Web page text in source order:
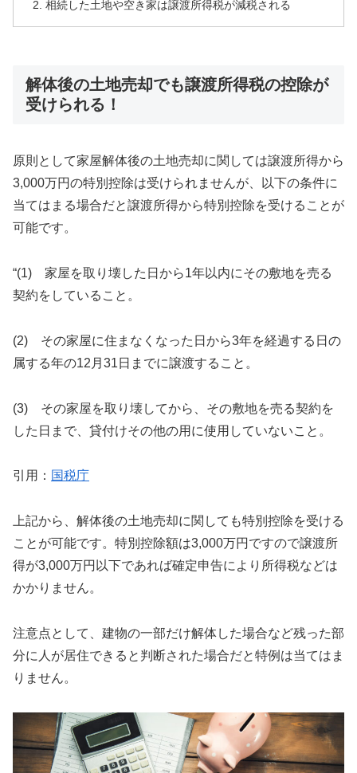
相続した土地や空き家は譲渡所得税が減税される
解体後の土地売却でも譲渡所得税の控除が
受けられる！
原則として家屋解体後の土地売却に関しては譲渡所得から
3,000万円の特別控除は受けられませんが、以下の条件に
当てはまる場合だと譲渡所得から特別控除を受けることが
可能です。
“(1) 家屋を取り壊した日から1年以内にその敷地を売る
契約をしていること。
(2) その家屋に住まなくなった日から3年を経過する日の
属する年の12月31日までに譲渡すること。
(3) その家屋を取り壊してから、その敷地を売る契約を
した日まで、貸付けその他の用に使用していないこと。
引用： 国税庁
上記から、解体後の土地売却に関しても特別控除を受ける
ことが可能です。特別控除額は3,000万円ですので譲渡所
得が3,000万円以下であれば確定申告により所得税などは
かかりません。
注意点として、建物の一部だけ解体した場合など残った部
分に人が居住できると判断された場合だと特例は当てはま
りません。